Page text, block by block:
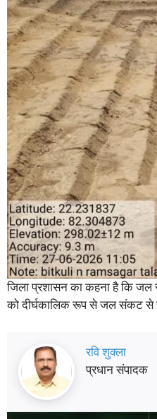
जिला प्रशासन का कहना है कि जल
को दीर्घकालिक रूप से जल संकट से
रवि शुक्ला
प्रधान संपादक